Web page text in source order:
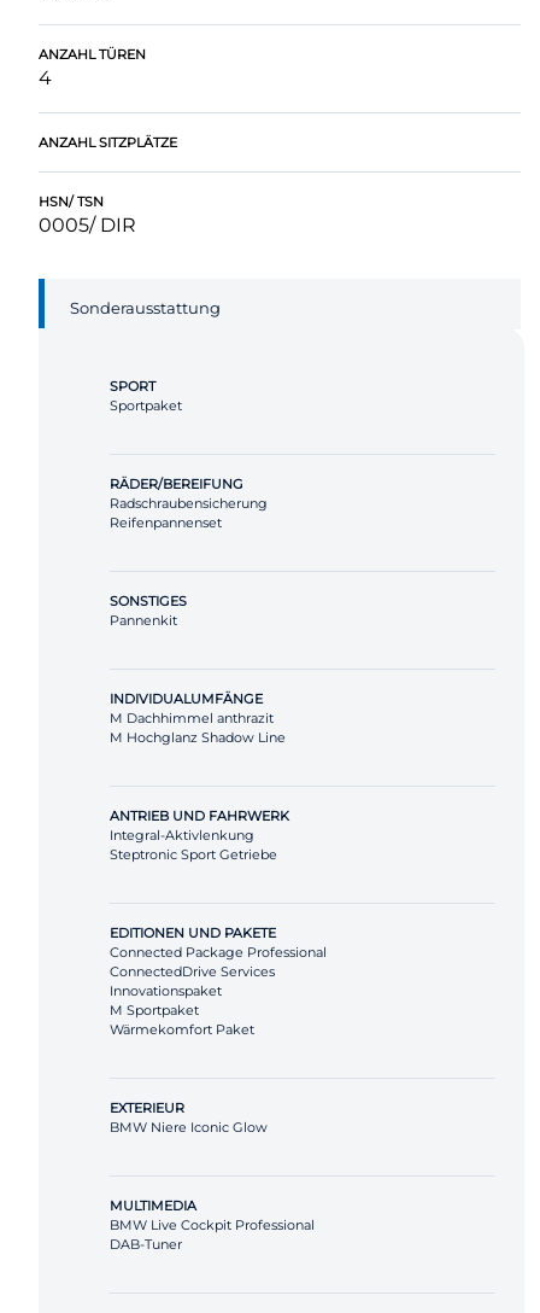
ANZAHL TÜREN
4
ANZAHL SITZPLÄTZE
HSN/ TSN
0005/ DIR
Sonderausstattung
SPORT
Sportpaket
RÄDER/BEREIFUNG
Radschraubensicherung
Reifenpannenset
SONSTIGES
Pannenkit
INDIVIDUALUMFÄNGE
M Dachhimmel anthrazit
M Hochglanz Shadow Line
ANTRIEB UND FAHRWERK
Integral-Aktivlenkung
Steptronic Sport Getriebe
EDITIONEN UND PAKETE
Connected Package Professional
ConnectedDrive Services
Innovationspaket
M Sportpaket
Wärmekomfort Paket
EXTERIEUR
BMW Niere Iconic Glow
MULTIMEDIA
BMW Live Cockpit Professional
DAB-Tuner